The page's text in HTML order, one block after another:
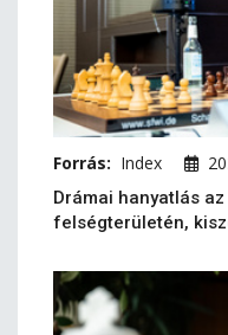
Forrás: Index
Drámai hanyatlás
felségterületén,